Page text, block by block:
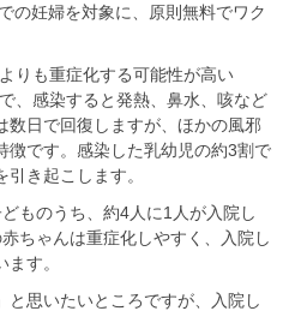
の妊婦を対象に、原則無料でワク
りも重症化する可能性が高い
、感染すると発熱、鼻水、咳など
数日で回復しますが、ほかの風邪
徴です。感染した乳幼児の約3割で
き起こします。
ものうち、約4人に1人が入院し
ちゃんは重症化しやすく、入院し
す。
と思いたいところですが、入院し